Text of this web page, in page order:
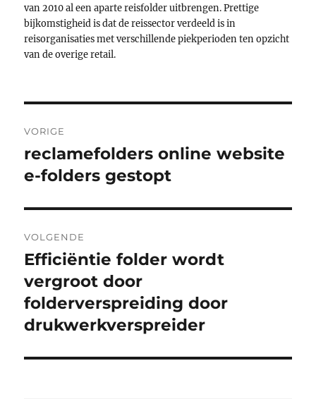
van 2010 al een aparte reisfolder uitbrengen. Prettige
bijkomstigheid is dat de reissector verdeeld is in
reisorganisaties met verschillende piekperioden ten opzicht
van de overige retail.
navigatie
VORIGE
Vorig
bericht:
reclamefolders online website
e-folders gestopt
VOLGENDE
Volgend
bericht:
Efficiëntie folder wordt
vergroot door
folderverspreiding door
drukwerkverspreider